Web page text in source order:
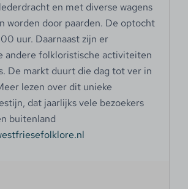
en met diverse wagens
worden door paarden. De optocht
uur. Daarnaast zijn er
andere folkloristische activiteiten
De markt duurt die dag tot ver in
lezen over dit unieke
dat jaarlijks vele bezoekers
buitenland